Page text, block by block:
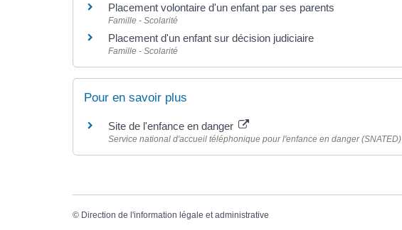
Placement volontaire d'un enfant par ses parents
Famille - Scolarité
Placement d'un enfant sur décision judiciaire
Famille - Scolarité
Pour en savoir plus
Site de l'enfance en danger
Service national d'accueil téléphonique pour l'enfance en danger (SNATED)
© Direction de l'information légale et administrative